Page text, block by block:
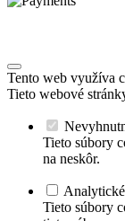
Tento web využíva
Tieto webové
Tieto súbory
na neskôr.
Tieto súbory